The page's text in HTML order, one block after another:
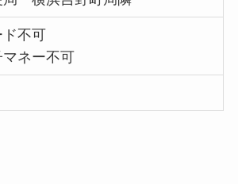
ド不可
マネー不可